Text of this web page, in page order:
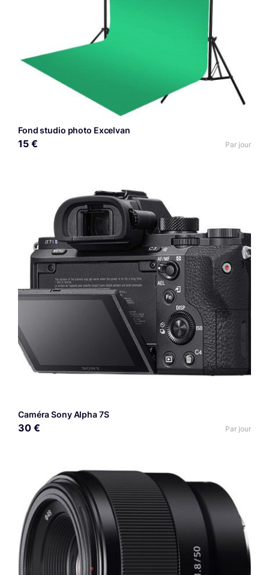
Fond studio photo Excelvan
15 € Par jour
Caméra Sony Alpha 7S
30 € Par jour